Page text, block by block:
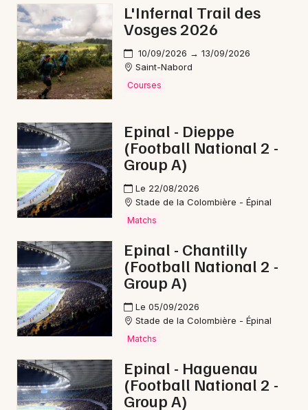
Aventure en Bourgogne-Franche-Comté
Newsletter des sorties
Artistes en tournée
Actus à Vesoul
Magazine à Vesoul
70 - Haute-Saône
Choisir mes départements
L'Infernal Trail des
Vosges 2026
10/09/2026 → 13/09/2026
Saint-Nabord
Courses
Epinal - Dieppe
(Football National 2 -
Group A)
Le 22/08/2026
Stade de la Colombière - Épinal
Matchs
Epinal - Chantilly
(Football National 2 -
Group A)
Le 05/09/2026
Stade de la Colombière - Épinal
Matchs
Epinal - Haguenau
(Football National 2 -
Group A)